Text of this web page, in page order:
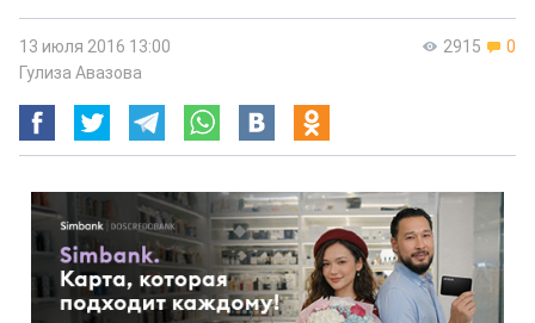
2915 0
13 июля 2016 13:00
Гулиза Авазова